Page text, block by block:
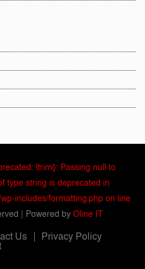
ltrim(): Passing null to
type string is deprecated in
includes/formatting.php on line
| Powered by Oline IT
Us Privacy Policy